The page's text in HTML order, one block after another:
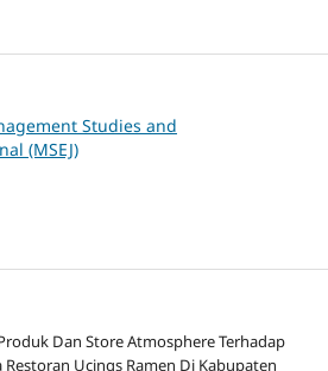
Studies and
(MSEJ)
Dan Store Atmosphere Terhadap
Ucings Ramen Di Kabupaten